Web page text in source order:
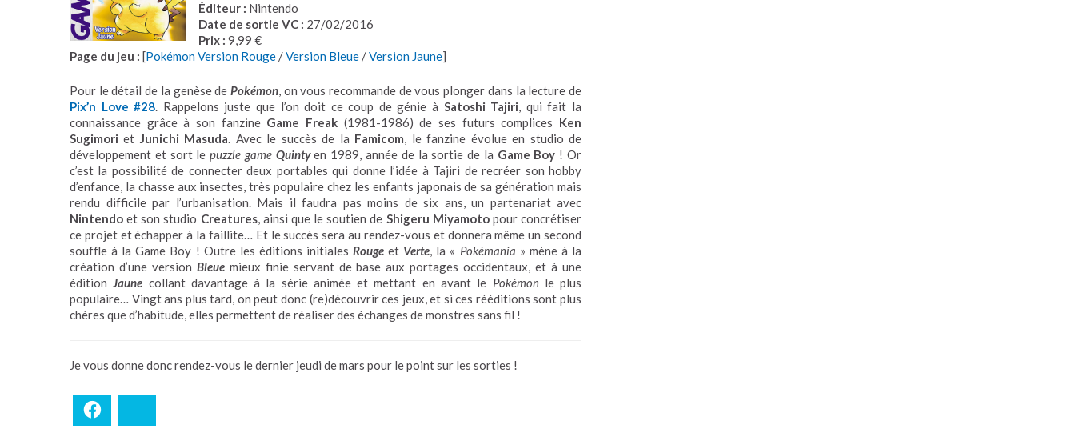
Éditeur : Nintendo
Date de sortie VC : 27/02/2016
Prix : 9,99 €
Page du jeu : [Pokémon Version Rouge /Version Bleue /Version Jaune]
Pour le détail de la genèse de Pokémon, on vous recommande de vous plonger dans la lecture de
Pix’n Love #28 . Rappelons juste que l’on doit ce coup de génie à Satoshi Tajiri , qui fait la
connaissance grâce à son fanzine Game Freak (1981-1986) de ses futurs complices Ken
Sugimori et Junichi Masuda . Avec le succès de la Famicom , le fanzine évolue en studio de
développement et sort lepuzzle game Quintyen 1989, année de la sortie de la Game Boy ! Or
c’est la possibilité de connecter deux portables qui donne l’idée à Tajiri de recréer son hobby
d’enfance, la chasse aux insectes, très populaire chez les enfants japonais de sa génération mais
rendu difficile par l’urbanisation. Mais il faudra pas moins de six ans, un partenariat avec
Nintendo et son studio Creatures, ainsi que le soutien de Shigeru Miyamotopour concrétiser
ce projet et échapper à la faillite… Et le succès sera au rendez-vous et donnera même un second
souffle à la Game Boy ! Outre les éditions initiales Rouge et Verte , la « Pokémania » mène à la
création d’une version Bleue mieux finie servant de base aux portages occidentaux, et à une
édition Jaune collant davantage à la série animée et mettant en avant le Pokémonle plus
populaire… Vingt ans plus tard, on peut donc (re)découvrir ces jeux, et si ces rééditions sont plus
chères que d’habitude, elles permettent de réaliser des échanges de monstres sans fil !
Je vous donne donc rendez-vous le dernier jeudi de mars pour le point sur les sorties !